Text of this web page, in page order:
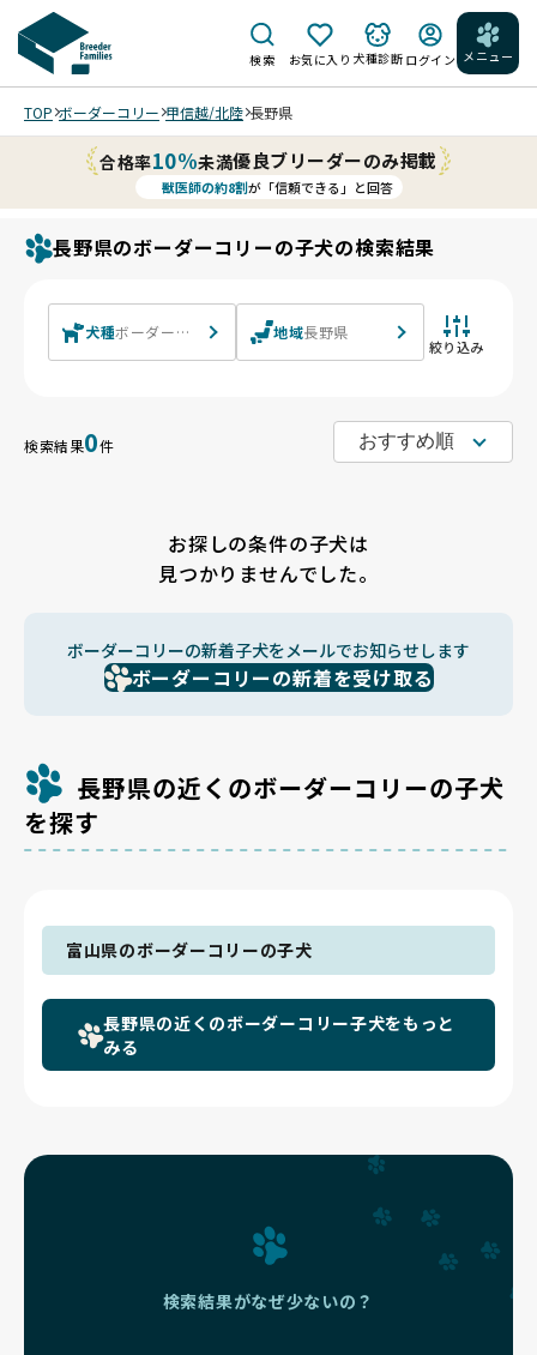
検索 お気に入り 犬種診断 ログイン メニュー
TOP ボーダーコリー 甲信越/北陸 長野県
合格率10%未満優良ブリーダーのみ掲載
獣医師の約8割が「信頼できる」と回答
長野県のボーダーコリーの子犬の検索結果
犬種ボーダーコリー 地域長野県
絞り込み
検索結果0件
お探しの条件の子犬は
見つかりませんでした。
ボーダーコリーの新着子犬をメールでお知らせします
ボーダーコリーの新着を受け取る
長野県の近くのボーダーコリーの子犬
を探す
富山県のボーダーコリーの子犬
長野県の近くのボーダーコリー子犬をもっと
みる
検索結果がなぜ少ないの？